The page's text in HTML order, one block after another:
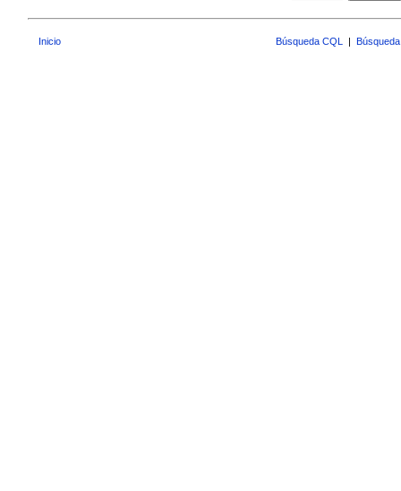
Inicio Búsqueda CQL